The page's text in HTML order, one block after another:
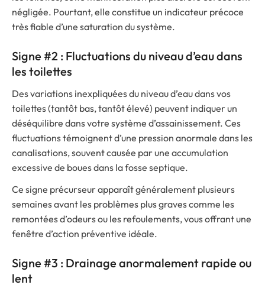
négligée. Pourtant, elle constitue un indicateur précoce
très fiable d’une saturation du système.
Signe #2 : Fluctuations du niveau d’eau dans
les toilettes
Des variations inexpliquées du niveau d’eau dans vos
toilettes (tantôt bas, tantôt élevé) peuvent indiquer un
déséquilibre dans votre système d’assainissement. Ces
fluctuations témoignent d’une pression anormale dans les
canalisations, souvent causée par une accumulation
excessive de boues dans la fosse septique.
Ce signe précurseur apparaît généralement plusieurs
semaines avant les problèmes plus graves comme les
remontées d’odeurs ou les refoulements, vous offrant une
fenêtre d’action préventive idéale.
Signe #3 : Drainage anormalement rapide ou
lent